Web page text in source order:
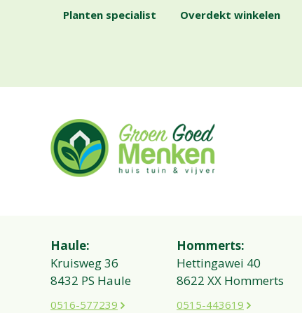
Planten specialist Overdekt winkelen
Haule:
Kruisweg 36
8432 PS Haule
0516-577239
Hommerts:
Hettingawei 40
8622 XX Hommerts
0515-443619